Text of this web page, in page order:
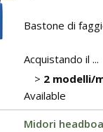
Bastone di
Acquistando il ...
> 2 modelli/
Available
Midori